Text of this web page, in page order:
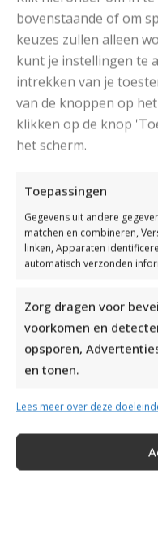
bovenstaande of om
keuzes zullen alleen
kunt je instellingen te
intrekken van je
van de knoppen op
klikken op de knop
het scherm.
Toepassingen
Gegevens uit andere
matchen en combineren,
linken, Apparaten
automatisch verzonden
Zorg dragen voor
voorkomen en
opsporen,
en tonen.
Lees meer over deze
DAMESJAS BREIEN